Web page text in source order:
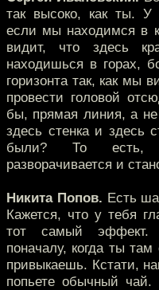
так высоко, как ты. У
если мы находимся в
видит, что здесь
находишься в горах,
горизонта так, как мы
провести головой
бы, прямая линия, а
здесь стенка и здесь
были? То есть,
разворачивается и
Никита Попов. Есть
Кажется, что у тебя
тот самый эффект.
поначалу, когда ты
привыкаешь. Кстати,
попьете обычный чай.